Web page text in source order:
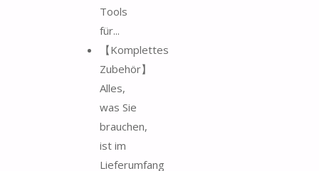
Tools
für...
【Komplettes
Zubehör】
Alles,
was Sie
brauchen,
ist im
Lieferumfang